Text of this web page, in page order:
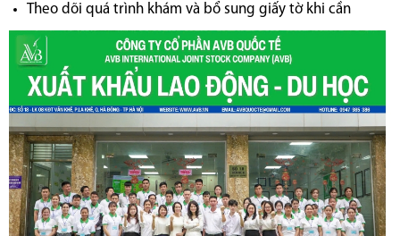
Theo dõi quá trình khám và bổ sung giấy tờ khi cần